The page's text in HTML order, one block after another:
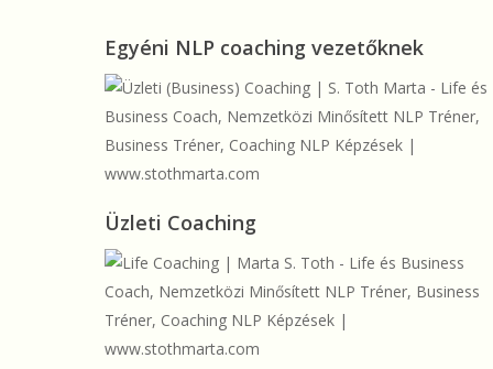
vezetőknek
Egyéni
NLP
coaching
vezetőknek
Egyéni NLP coaching vezetőknek
Üzleti
Coaching
Üzleti Coaching